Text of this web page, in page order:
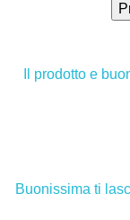
Il prodotto e
Buonissima ti